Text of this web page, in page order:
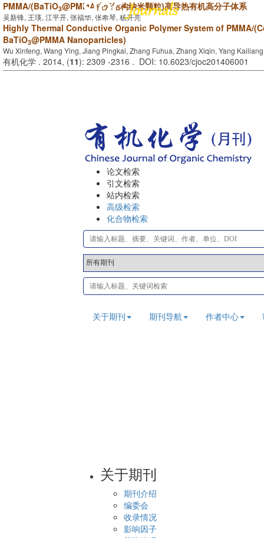
论文检索
引文检索
站内检索
高级检索
化合物检索
关于期刊 期刊导航 作者中心
PMMA/(BaTiO3@PMMA核壳结构纳米颗粒)高导热有机高分子体系
吴新锋, 王瑛, 江平开, 张福华, 张希琴, 杨开亮
Highly Thermal Conductive Organic Polymer System of PMMA/
BaTiO3@PMMA Nanoparticles)
Wu Xinfeng, Wang Ying, Jiang Pingkai, Zhang Fuhua, Zhang Xiqin, Yang Kailiang
有机化学 . 2014, (11): 2309 -2316 . DOI: 10.6023/cjoc201406001
关于期刊
期刊介绍
编委会
收录情况
影响因子